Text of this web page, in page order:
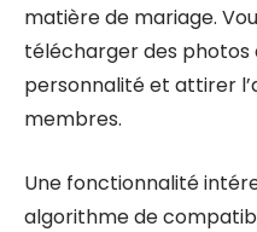
matière de mariage.
télécharger des
personnalité et attirer
membres.
Une fonctionnalité
algorithme de